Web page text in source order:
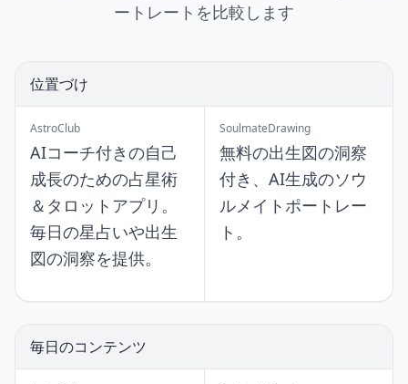
ートレートを比較します
位置づけ
AstroClub
AIコーチ付きの自己
成長のための占星術
＆タロットアプリ。
毎日の星占いや出生
図の洞察を提供。
SoulmateDrawing
無料の出生図の洞察
付き、AI生成のソウ
ルメイトポートレー
ト。
毎日のコンテンツ